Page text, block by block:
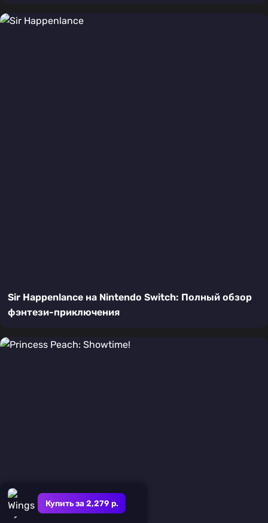
Купить за 2,279 р.
Sir Happenlance на Nintendo Switch: Полный обзор
фэнтези-приключения